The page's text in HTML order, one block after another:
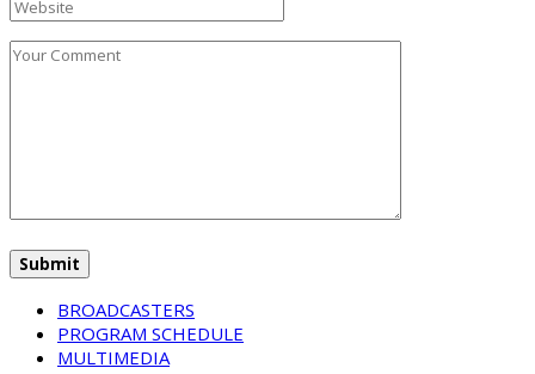
BROADCASTERS
PROGRAM SCHEDULE
MULTIMEDIA